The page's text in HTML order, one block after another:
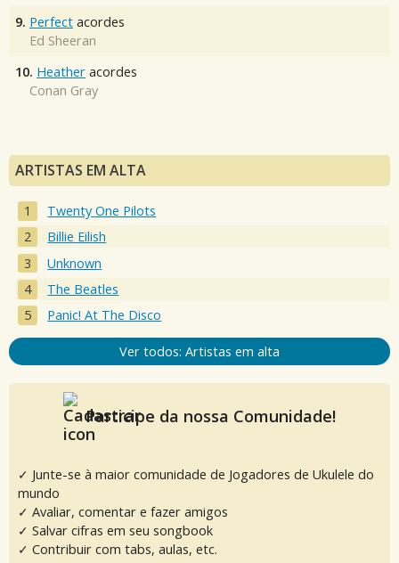
9. Perfect acordes
Ed Sheeran
10. Heather acordes
Conan Gray
ARTISTAS EM ALTA
Twenty One Pilots
Billie Eilish
Unknown
The Beatles
Panic! At The Disco
Ver todos: Artistas em alta
Participe da nossa Comunidade!
✓ Junte-se à maior comunidade de Jogadores de Ukulele do
mundo
✓ Avaliar, comentar e fazer amigos
✓ Salvar cifras em seu songbook
✓ Contribuir com tabs, aulas, etc.